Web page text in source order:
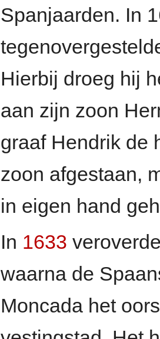
Spanjaarden. In
Hierbij droeg hij
aan zijn zoon
graaf Hendrik de
zoon afgestaan,
in eigen hand
In 1633
waarna de
Moncada het